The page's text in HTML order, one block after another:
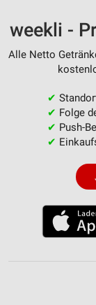
weekli -
Alle Netto
✔
✔ Folge
✔ Push-
✔